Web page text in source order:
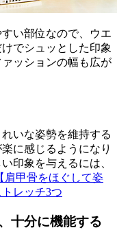
い部位なので、ウエ
でシュッとした印象
ッションの幅も広が
いな姿勢を維持する
に感じるようになり
印象を与えるには、
【肩甲骨をほぐして姿
レッチ3つ
十分に機能する